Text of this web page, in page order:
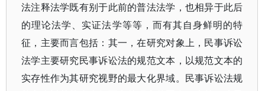
法注释法学既有别于此前的普法法学，也相异于此后
的理论法学、实证法学等等，而有其自身鲜明的特
征，主要而言包括：其一，在研究对象上，民事诉讼
法学主要研究民事诉讼法的规范文本，以规范文本的
实存性作为其研究视野的最大化界域。民事诉讼法规